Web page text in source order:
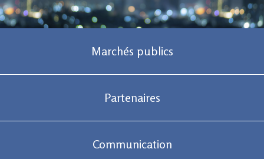
Marchés publics
Partenaires
Communication